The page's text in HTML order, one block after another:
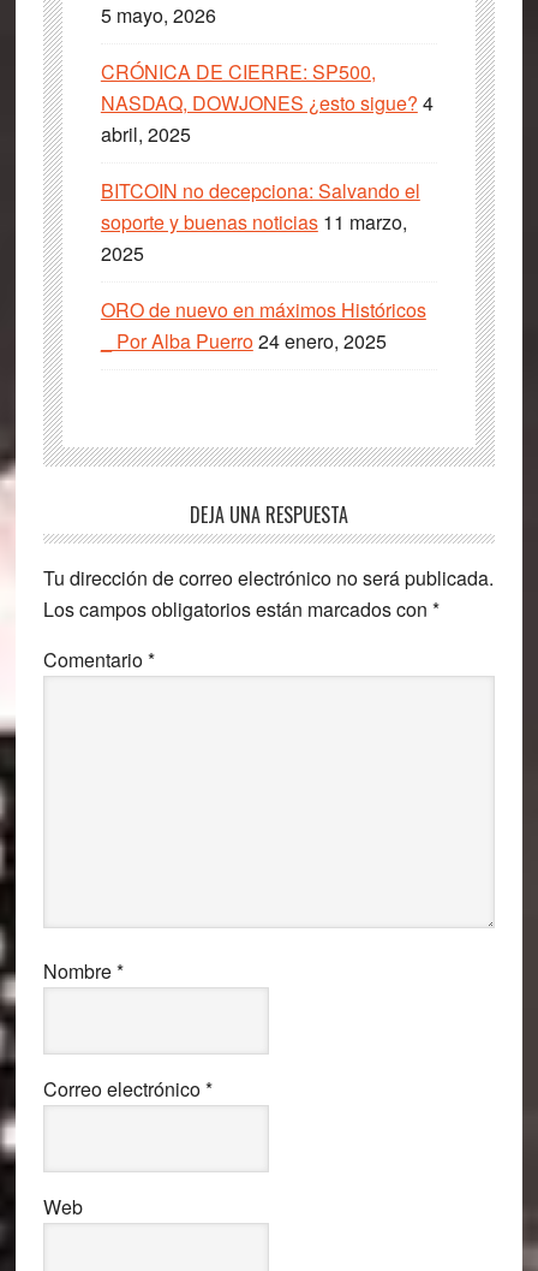
5 mayo, 2026
CRÓNICA DE CIERRE: SP500,
NASDAQ, DOWJONES ¿esto sigue? 4
abril, 2025
BITCOIN no decepciona: Salvando el
soporte y buenas noticias 11 marzo,
2025
ORO de nuevo en máximos Históricos
_ Por Alba Puerro24 enero, 2025
Interacciones
con
los
lectores
DEJA UNA RESPUESTA
Tu dirección de correo electrónico no será publicada.
Los campos obligatorios están marcados con *
Comentario*
Nombre*
Correo electrónico*
Web